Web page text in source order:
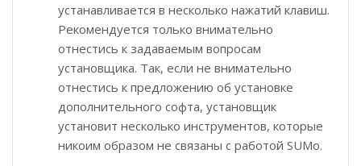
устанавливается в несколько нажатий клавиш.
Рекомендуется только внимательно
отнестись к задаваемым вопросам
установщика. Так, если не внимательно
отнестись к предложению об установке
дополнительного софта, установщик
установит несколько инструментов, которые
никоим образом не связаны с работой SUMo.